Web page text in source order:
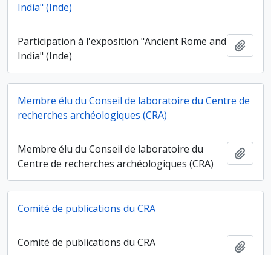
India" (Inde)
Participation à l'exposition "Ancient Rome and
India" (Inde)
Membre élu du Conseil de laboratoire du Centre de
recherches archéologiques (CRA)
Membre élu du Conseil de laboratoire du
Centre de recherches archéologiques (CRA)
Comité de publications du CRA
Comité de publications du CRA